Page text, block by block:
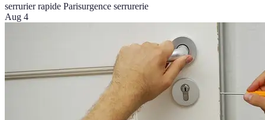
serrurier rapide Parisurgence serrurerie
Aug 4